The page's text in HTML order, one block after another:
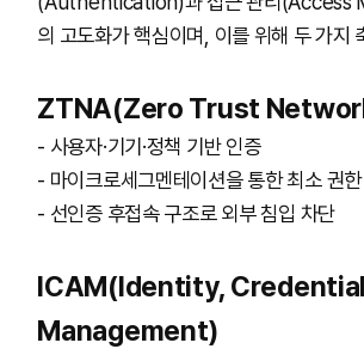
의 고도화가 핵심이며, 이를 위해 두 가지
ZTNA(Zero Trust
- 사용자·기기·정책 기반 인증
- 마이크로세그멘테이션을 통한 최소 권
- 선인증 후접속 구조로 외부 침입 차단
ICAM(Identity,
Management)